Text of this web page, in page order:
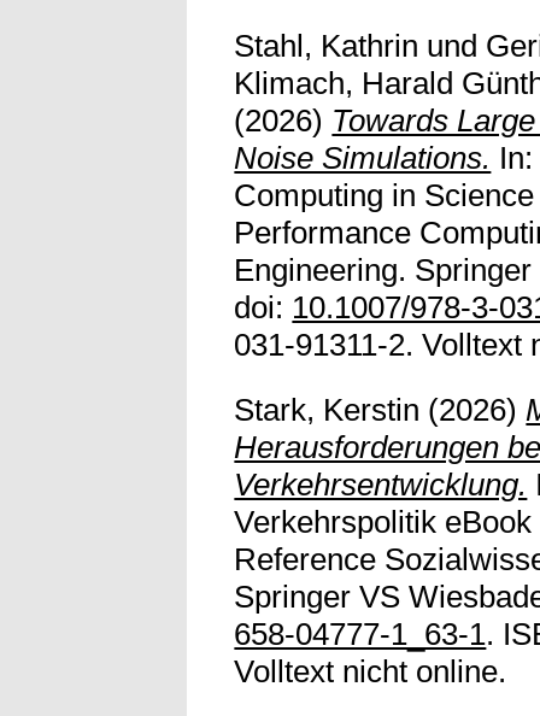
Stahl, Kathrin und
Klimach, Harald
(2026) Towards
Noise Simulations.
Computing in
Performance
Engineering.
doi: 10.1007/978-3-
031-91311-2. Volltext
Stark, Kerstin (2026)
Herausforderungen
Verkehrsentwicklung.
Verkehrspolitik
Reference
Springer VS
658-04777-1_63-1.
Volltext nicht online.